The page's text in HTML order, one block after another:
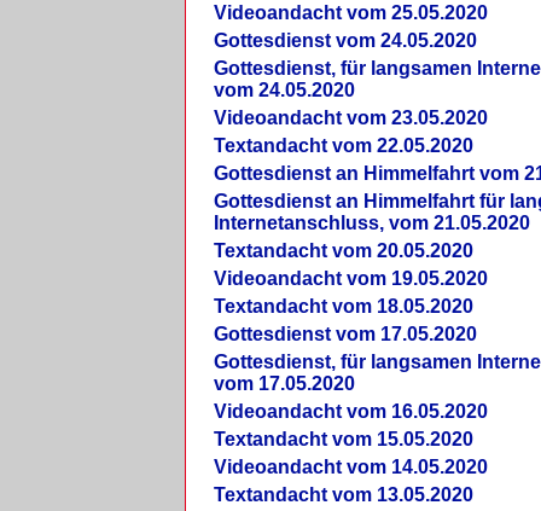
Videoandacht vom 25.05.2020
Gottesdienst vom 24.05.2020
Gottesdienst, für langsamen
vom 24.05.2020
Videoandacht vom 23.05.2020
Textandacht vom 22.05.2020
Gottesdienst an Himmelfahrt vom
Gottesdienst an Himmelfahrt für
Internetanschluss, vom 21.05.2020
Textandacht vom 20.05.2020
Videoandacht vom 19.05.2020
Textandacht vom 18.05.2020
Gottesdienst vom 17.05.2020
Gottesdienst, für langsamen
vom 17.05.2020
Videoandacht vom 16.05.2020
Textandacht vom 15.05.2020
Videoandacht vom 14.05.2020
Textandacht vom 13.05.2020